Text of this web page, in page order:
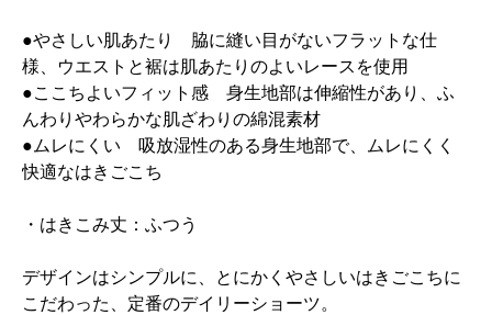
●やさしい肌あたり 脇に縫い目がないフラットな仕
様、ウエストと裾は肌あたりのよいレースを使用
●ここちよいフィット感 身生地部は伸縮性があり、ふ
んわりやわらかな肌ざわりの綿混素材
●ムレにくい 吸放湿性のある身生地部で、ムレにくく
快適なはきごこち
・はきこみ丈：ふつう
デザインはシンプルに、とにかくやさしいはきごこちに
こだわった、定番のデイリーショーツ。